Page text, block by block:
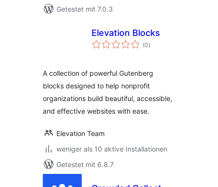
Getestet mit 7.0.3
Elevation Blocks
(0Bewertungen
insgesamt
)
A collection of powerful Gutenberg
blocks designed to help nonprofit
organizations build beautiful, accessible,
and effective websites with ease.
Elevation Team
weniger als 10 aktive Installationen
Getestet mit 6.8.7